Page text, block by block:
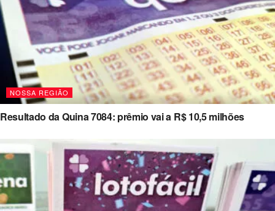
NOSSA REGIÃO
Resultado da Quina 7084: prêmio vai a R$ 10,5 milhões